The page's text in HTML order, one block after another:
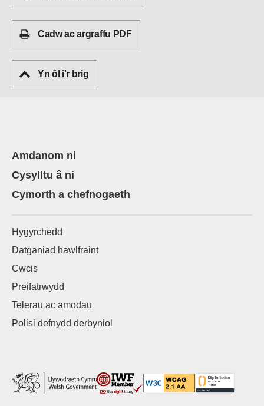
Cadw ac argraffu PDF
Yn ôl i'r brig
Amdanom ni
Cysylltu â ni
Cymorth a chefnogaeth
Hygyrchedd
Datganiad hawlfraint
Cwcis
Preifatrwydd
Telerau ac amodau
Polisi defnydd derbyniol